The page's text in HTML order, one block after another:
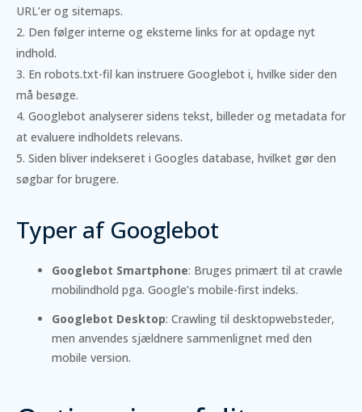
URL’er og sitemaps.
Den følger interne og eksterne links for at opdage nyt
indhold.
En robots.txt-fil kan instruere Googlebot i, hvilke sider den
må besøge.
Googlebot analyserer sidens tekst, billeder og metadata for
at evaluere indholdets relevans.
Siden bliver indekseret i Googles database, hvilket gør den
søgbar for brugere.
Typer af Googlebot
Googlebot Smartphone: Bruges primært til at crawle
mobilindhold pga. Google’s mobile-first indeks.
Googlebot Desktop: Crawling til desktopwebsteder,
men anvendes sjældnere sammenlignet med den
mobile version.